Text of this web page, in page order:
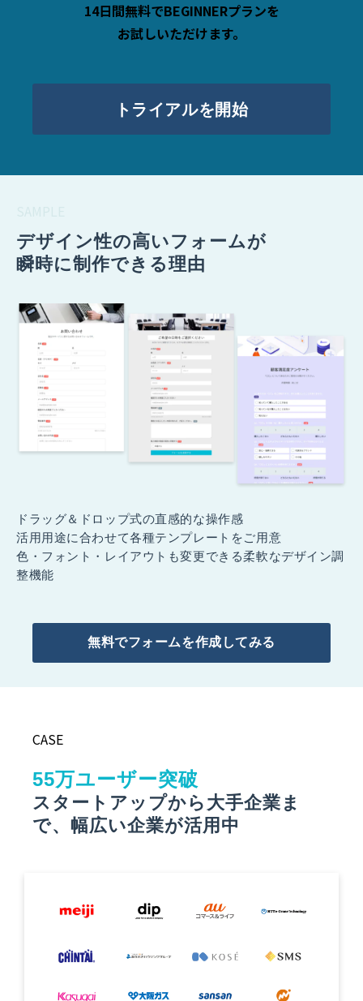
14日間無料でBEGINNERプランを
お試しいただけます。
トライアルを開始
デザイン性の高いフォームが
瞬時に制作できる理由
ドラッグ＆ドロップ式の直感的な操作感
活用用途に合わせて各種テンプレートをご用意
色・フォント・レイアウトも変更できる柔軟なデザイン調
整機能
無料でフォームを作成してみる
CASE
55万ユーザー突破
スタートアップから大手企業ま
で、幅広い企業が活用中